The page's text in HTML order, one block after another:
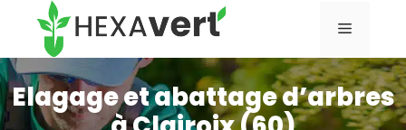
contenu
Menu
Elagage et abattage d’arbres